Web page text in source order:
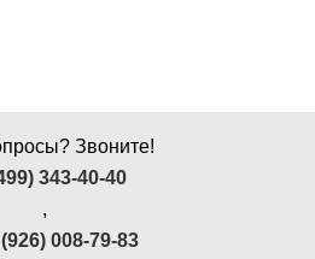
Звоните!
343-40-40
,
008-79-83